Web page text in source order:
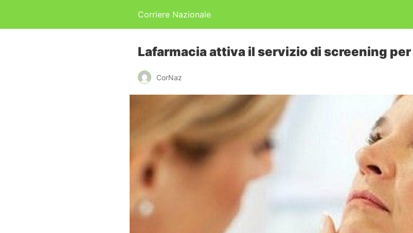
Corriere Nazionale
Lafarmacia attiva il servizio di screening per
CorNaz